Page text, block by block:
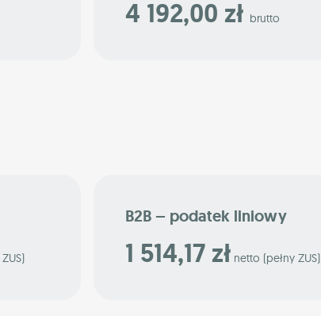
4 192,00 zł brutto
B2B – podatek liniowy
1 514,17 zł netto (pełny ZUS)